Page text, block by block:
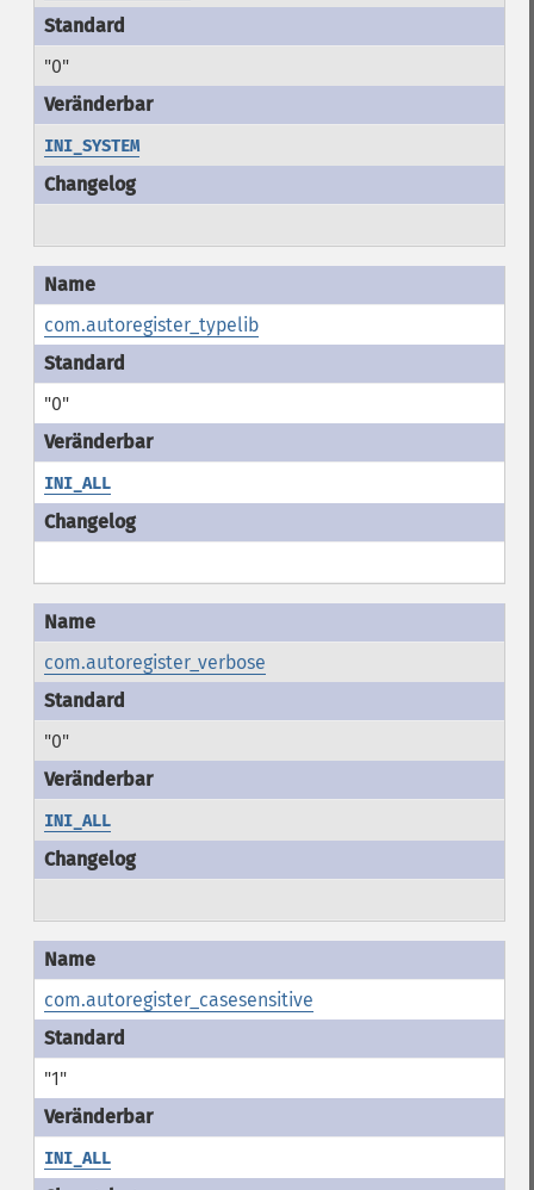
"0"
INI_SYSTEM
com.autoregister_typelib
"0"
INI_ALL
com.autoregister_verbose
"0"
INI_ALL
com.autoregister_casesensitive
"1"
INI_ALL